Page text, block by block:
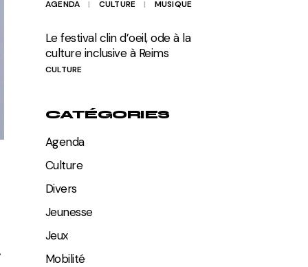
AGENDA CULTURE MUSIQUE
Le festival clin d’oeil, ode à la
culture inclusive à Reims
CULTURE
CATÉGORIES
Agenda
Culture
Divers
Jeunesse
Jeux
Mobilité